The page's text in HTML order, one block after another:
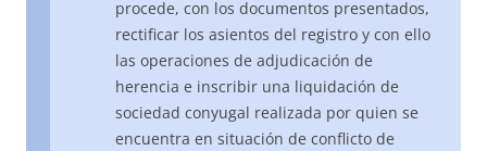
procede, con los documentos presentados,
rectificar los asientos del registro y con ello
las operaciones de adjudicación de
herencia e inscribir una liquidación de
sociedad conyugal realizada por quien se
encuentra en situación de conflicto de